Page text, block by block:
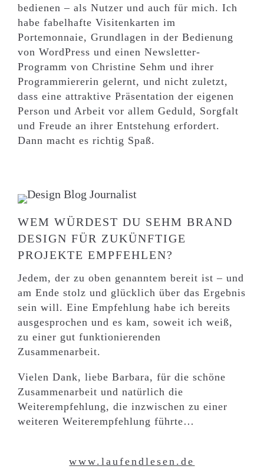
bedienen – als Nutzer und auch für mich. Ich
habe fabelhafte Visitenkarten im
Portemonnaie, Grundlagen in der Bedienung
von WordPress und einen Newsletter-
Programm von Christine Sehm und ihrer
Programmiererin gelernt, und nicht zuletzt,
dass eine attraktive Präsentation der eigenen
Person und Arbeit vor allem Geduld, Sorgfalt
und Freude an ihrer Entstehung erfordert.
Dann macht es richtig Spaß.
WEM WÜRDEST DU SEHM BRAND
DESIGN FÜR ZUKÜNFTIGE
PROJEKTE EMPFEHLEN?
Jedem, der zu oben genanntem bereit ist – und
am Ende stolz und glücklich über das Ergebnis
sein will. Eine Empfehlung habe ich bereits
ausgesprochen und es kam, soweit ich weiß,
zu einer gut funktionierenden
Zusammenarbeit.
Vielen Dank, liebe Barbara, für die schöne
Zusammenarbeit und natürlich die
Weiterempfehlung, die inzwischen zu einer
weiteren Weiterempfehlung führte…
www.laufendlesen.de